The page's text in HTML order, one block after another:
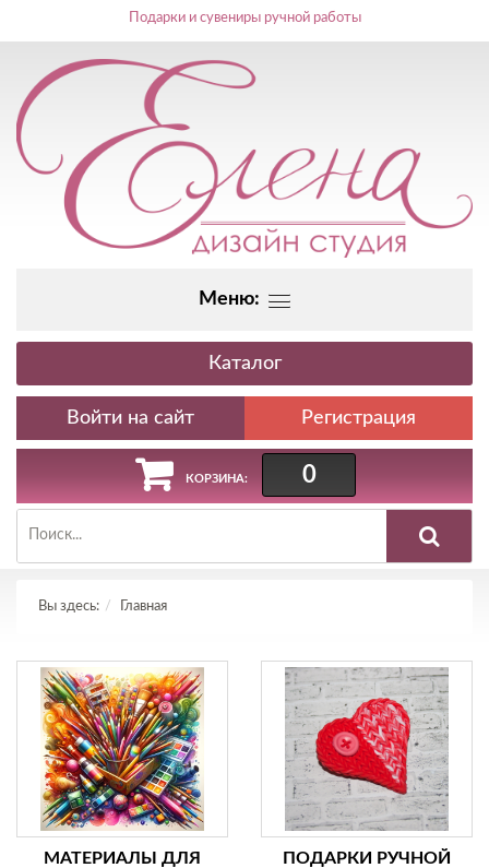
Подарки и сувениры ручной работы
Меню:
Каталог
Регистрация
КОРЗИНА: 0
Вы здесь: Главная
МАТЕРИАЛЫ ДЛЯ
ПОДАРКИ РУЧНОЙ